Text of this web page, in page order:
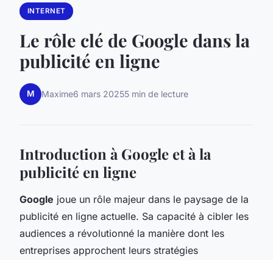
INTERNET
Le rôle clé de Google dans la
publicité en ligne
M Maxime6 mars 20255 min de lecture
Introduction à Google et à la
publicité en ligne
Google joue un rôle majeur dans le paysage de la
publicité en ligne actuelle. Sa capacité à cibler les
audiences a révolutionné la manière dont les
entreprises approchent leurs stratégies